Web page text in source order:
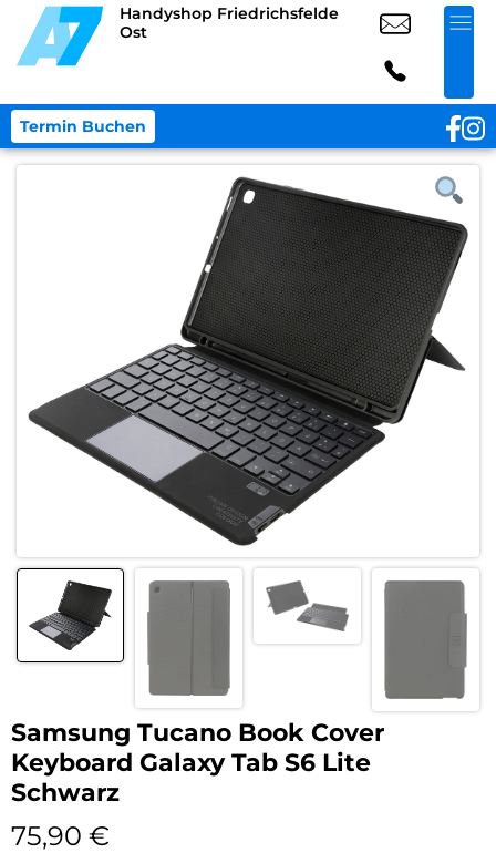
Handyshop Friedrichsfelde
Ost
Termin Buchen
Samsung Tucano Book Cover
Keyboard Galaxy Tab S6 Lite
Schwarz
75,90 €